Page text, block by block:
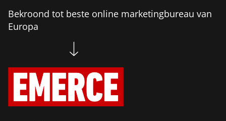
Bekroond tot beste online marketingbureau van
Europa